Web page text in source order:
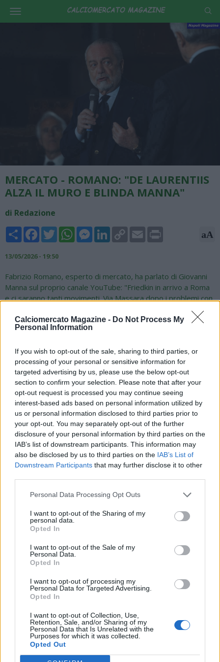
Calciomercato Magazine - Do Not Process My
Personal Information
If you wish to opt-out of the sale, sharing to third parties, or
processing of your personal or sensitive information for
targeted advertising by us, please use the below opt-out
section to confirm your selection. Please note that after your
opt-out request is processed you may continue seeing
interest-based ads based on personal information utilized by
us or personal information disclosed to third parties prior to
your opt-out. You may separately opt-out of the further
disclosure of your personal information by third parties on the
IAB’s list of downstream participants. This information may
also be disclosed by us to third parties on the IAB’s List of
Downstream Participants that may further disclose it to other
Personal Data Processing Opt Outs
I want to opt-out of the Sharing of my
personal data.
Opted In
I want to opt-out of the Sale of my
Personal Data.
Opted In
I want to opt-out of processing my
Personal Data for Targeted Advertising.
Opted In
I want to opt-out of Collection, Use,
Retention, Sale, and/or Sharing of my
Personal Data that Is Unrelated with the
Purposes for which it was collected.
Opted Out
MERCATO - ROMANO: "DE LAURENTIIS
ALZA IL MURO E BLINDA MANNA"
di Redazione
Share FacebookTwitterWhatsAppMessengerLinkedInCopy
Link
Email aA
13/05/2026 - 19:50
Fabrizio Romano, esperto di mercato, ha parlato di Giovanni
Manna sul proprio canale YouTube: "Friedkin in arrivo a Roma
e ci saranno tanti movimenti. Via Massara dopo i problemi con
Gasperini. Nonostante l’assalto della Roma e della famiglia
Friedkin, da quello che mi risulta, è che il Napoli ha chiuso
definitivamente alla partenza di Giovanni Manna. Per De
un anno importante per il Napoli: è l’anno del centenario e si è
appena conclusa la stagione con la vittoria della Supercoppa, a
prescindere di cosa accadrà con Conte, non è accettabile la
partenza di Manna e per questo De Laurentiis che alza un
muro altissimo. L’intenzione netta è quella di trattenere
Manna che era la prima scelta della Roma".
VAI ALLA VERSIONE CLASSICA
Il materiale (testo, foto e video) consultabile in questo portale è di nostra proprietà.
Alcune foto (screenshot) ed articoli presenti su "Calciomercato Magazine" sono in parte
giunti da internet, in quanto arrivati alla nostra attenzione attraverso regolari
comunicati stampa con immagini e testi allegati ed autorizzati alla pubblicazione, e
quindi valutati di pubblico dominio. Se i soggetti o gli autori avessero qualcosa in